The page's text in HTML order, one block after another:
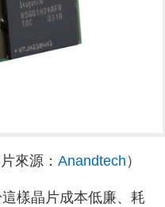
來源： Anandtech ）
樣晶片成本低廉、耗